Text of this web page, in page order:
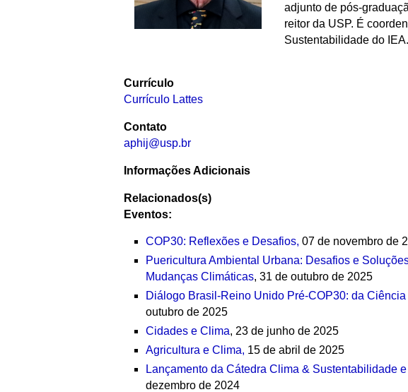
adjunto de pós-
reitor da USP. É
Sustentabilidade do IEA.
Currículo
Currículo Lattes
Contato
aphij@usp.br
Informações Adicionais
Relacionados(s)
Eventos:
COP30: Reflexões e Desafios, 07 de novembro de
Puericultura Ambiental Urbana: Desafios e
Mudanças Climáticas, 31 de outubro de 2025
Diálogo Brasil-Reino Unido Pré-COP30: da
outubro de 2025
Cidades e Clima, 23 de junho de 2025
Agricultura e Clima, 15 de abril de 2025
Lançamento da Cátedra Clima & Sustentabilidade
dezembro de 2024